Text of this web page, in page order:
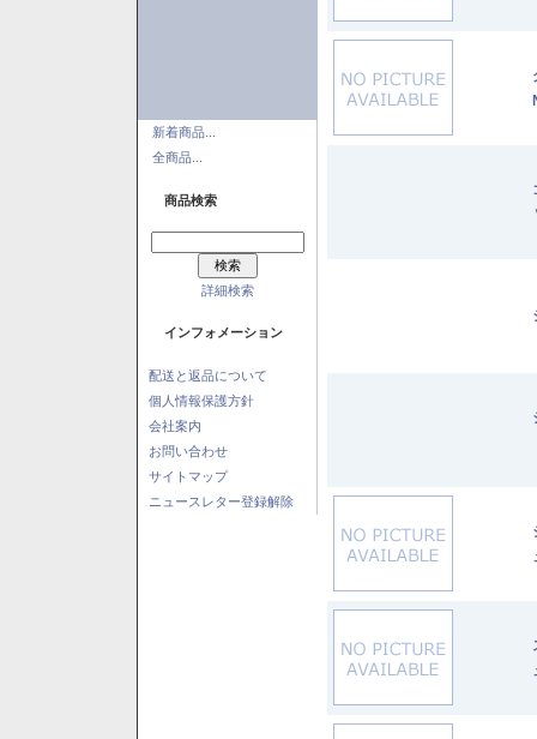
新着商品...
全商品...
商品検索
詳細検索
インフォメーション
配送と返品について
個人情報保護方針
会社案内
お問い合わせ
サイトマップ
ニュースレター登録解除